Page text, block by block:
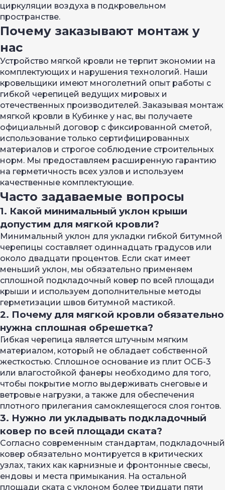
циркуляции воздуха в подкровельном
пространстве.
Почему заказывают монтаж у
нас
Устройство мягкой кровли не терпит экономии на
комплектующих и нарушения технологий. Наши
кровельщики имеют многолетний опыт работы с
гибкой черепицей ведущих мировых и
отечественных производителей. Заказывая монтаж
мягкой кровли в Кубинке у нас, вы получаете
официальный договор с фиксированной сметой,
использование только сертифицированных
материалов и строгое соблюдение строительных
норм. Мы предоставляем расширенную гарантию
на герметичность всех узлов и используем
качественные комплектующие.
Часто задаваемые вопросы
1. Какой минимальный уклон крыши
допустим для мягкой кровли?
Минимальный уклон для укладки гибкой битумной
черепицы составляет одиннадцать градусов или
около двадцати процентов. Если скат имеет
меньший уклон, мы обязательно применяем
сплошной подкладочный ковер по всей площади
крыши и используем дополнительные методы
герметизации швов битумной мастикой.
2. Почему для мягкой кровли обязательно
нужна сплошная обрешетка?
Гибкая черепица является штучным мягким
материалом, который не обладает собственной
жесткостью. Сплошное основание из плит ОСБ-3
или влагостойкой фанеры необходимо для того,
чтобы покрытие могло выдерживать снеговые и
ветровые нагрузки, а также для обеспечения
плотного прилегания самоклеящегося слоя гонтов.
3. Нужно ли укладывать подкладочный
ковер по всей площади ската?
Согласно современным стандартам, подкладочный
ковер обязательно монтируется в критических
узлах, таких как карнизные и фронтонные свесы,
ендовы и места примыкания. На остальной
площади ската с уклоном более тридцати пяти